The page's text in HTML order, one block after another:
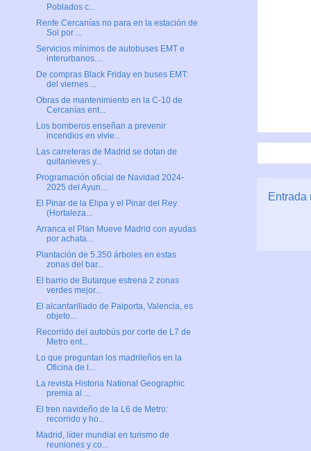
Entrada
Poblados c...
Renfe Cercanías no para en la estación de
Sol por ...
Servicios mínimos de autobuses EMT e
interurbanos....
De compras Black Friday en buses EMT:
del viernes ...
Obras de mantenimiento en la C-10 de
Cercanías ent...
Los bomberos enseñan a prevenir
incendios en vivie...
Las carreteras de Madrid se dotan de
quitanieves y...
Programación oficial de Navidad 2024-
2025 del Ayun...
El Pinar de la Elipa y el Pinar del Rey
(Hortaleza...
Arranca el Plan Mueve Madrid con ayudas
por achata...
Plantación de 5.350 árboles en estas
zonas del bar...
El barrio de Butarque estrena 2 zonas
verdes mejor...
El alcantarillado de Paiporta, Valencia, es
objeto...
Recorrido del autobús por corte de L7 de
Metro ent...
Lo que preguntan los madrileños en la
Oficina de l...
La revista Historia National Geographic
premia al ...
El tren navideño de la L6 de Metro:
recorrido y ho...
Madrid, líder mundial en turismo de
reuniones y co...